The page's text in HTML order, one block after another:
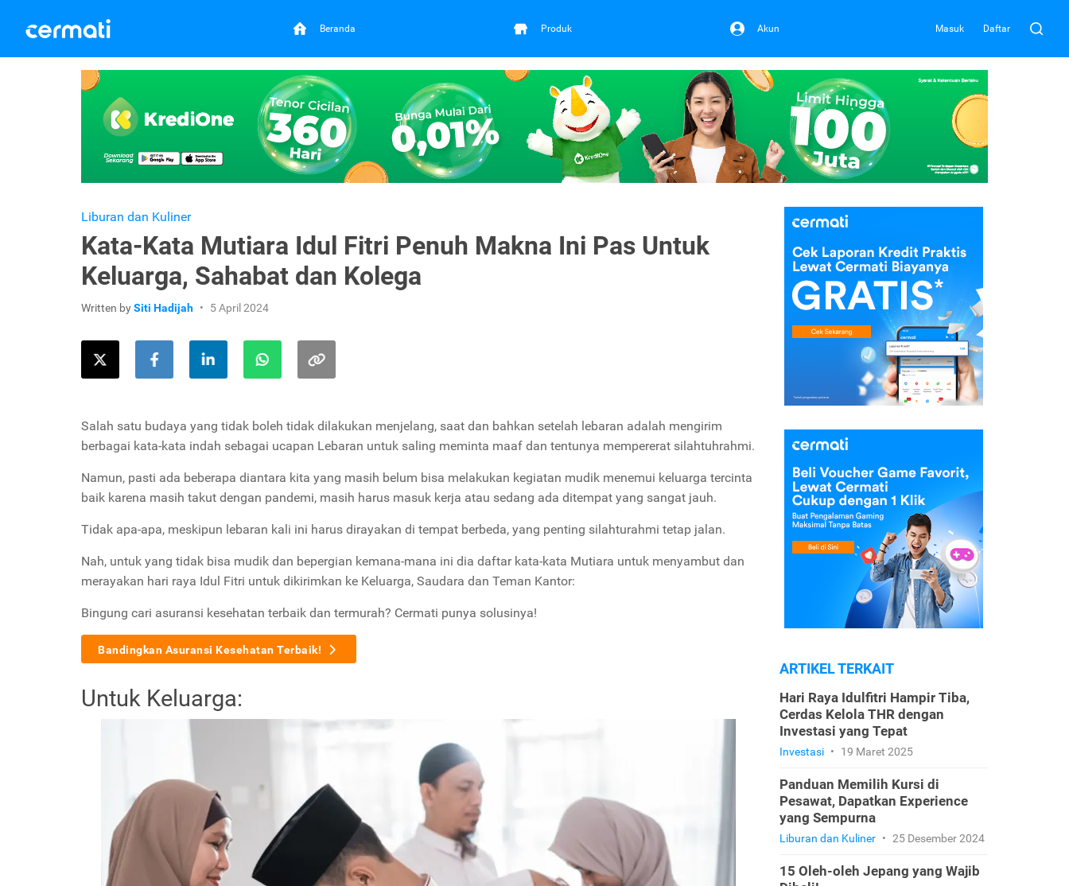
Beranda Produk Akun Masuk Daftar
Liburan dan Kuliner
Kata-Kata Mutiara Idul Fitri Penuh Makna Ini Pas Untuk
Keluarga, Sahabat dan Kolega
Written bySiti Hadijah 5 April 2024
Salah satu budaya yang tidak boleh tidak dilakukan menjelang, saat dan bahkan setelah lebaran adalah mengirim
berbagai kata-kata indah sebagai ucapan Lebaran untuk saling meminta maaf dan tentunya mempererat silahtuhrahmi.
Namun, pasti ada beberapa diantara kita yang masih belum bisa melakukan kegiatan mudik menemui keluarga tercinta
baik karena masih takut dengan pandemi, masih harus masuk kerja atau sedang ada ditempat yang sangat jauh.
Tidak apa-apa, meskipun lebaran kali ini harus dirayakan di tempat berbeda, yang penting silahturahmi tetap jalan.
Nah, untuk yang tidak bisa mudik dan bepergian kemana-mana ini dia daftar kata-kata Mutiara untuk menyambut dan
merayakan hari raya Idul Fitri untuk dikirimkan ke Keluarga, Saudara dan Teman Kantor:
Bingung cari asuransi kesehatan terbaik dan termurah? Cermati punya solusinya!
Bandingkan Asuransi Kesehatan Terbaik!
Untuk Keluarga:
ARTIKEL TERKAIT
Hari Raya Idulfitri Hampir Tiba,
Cerdas Kelola THR dengan
Investasi yang Tepat
Investasi • 19 Maret 2025
Panduan Memilih Kursi di
Pesawat, Dapatkan Experience
yang Sempurna
Liburan dan Kuliner • 25 Desember 2024
15 Oleh-oleh Jepang yang Wajib